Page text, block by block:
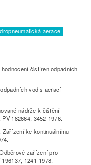
aerace
čistíren odpadních
vod s aerací
nádrže k čištění
182664, 3452-1976.
Zařízení ke kontinuálnímu
zařízení pro
1241-1978.